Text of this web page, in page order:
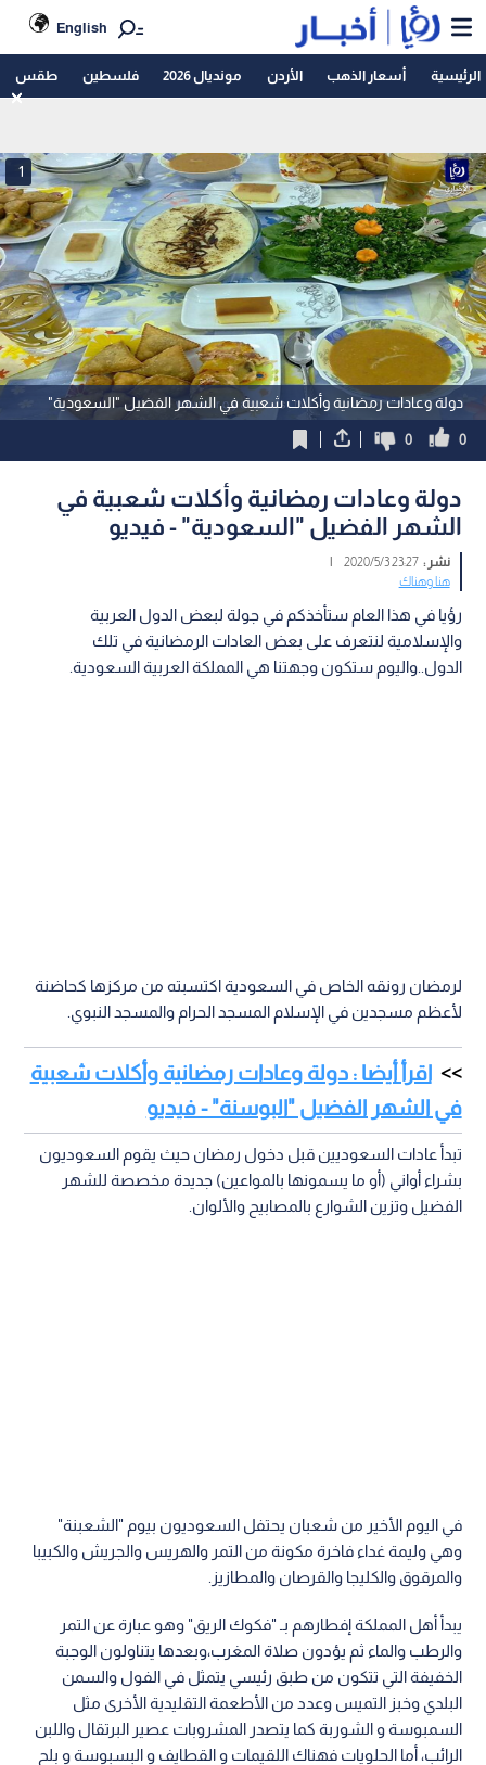
English
الرئيسية أسعار الذهب الأردن مونديال 2026 فلسطين طقس
دولة وعادات رمضانية وأكلات شعبية في الشهر الفضيل "السعودية"
1
0
0
دولة وعادات رمضانية وأكلات شعبية في
الشهر الفضيل "السعودية" - فيديو
نشر :23:27 2020/5/3
|
هنا وهناك
رؤيا في هذا العام ستأخذكم في جولة لبعض الدول العربية
والإسلامية لنتعرف على بعض العادات الرمضانية في تلك
الدول..واليوم ستكون وجهتنا هي المملكة العربية السعودية.
لرمضان رونقه الخاص في السعودية اكتسبته من مركزها كحاضنة
لأعظم مسجدين في الإسلام المسجد الحرام والمسجد النبوي.
اقرأ أيضا : دولة وعادات رمضانية وأكلات شعبية
في الشهر الفضيل "البوسنة" - فيديو
تبدأ عادات السعوديين قبل دخول رمضان حيث يقوم السعوديون
بشراء أواني (أو ما يسمونها بالمواعين) جديدة مخصصة للشهر
الفضيل وتزين الشوارع بالمصابيح والألوان.
في اليوم الأخير من شعبان يحتفل السعوديون بيوم "الشعبنة"
وهي وليمة غداء فاخرة مكونة من التمر والهريس والجريش والكبيبا
والمرقوق والكليجا والقرصان والمطازيز.
يبدأ أهل المملكة إفطارهم بـ "فكوك الريق" وهو عبارة عن التمر
والرطب والماء ثم يؤدون صلاة المغرب،وبعدها يتناولون الوجبة
الخفيفة التي تتكون من طبق رئيسي يتمثل في الفول والسمن
البلدي وخبز التميس وعدد من الأطعمة التقليدية الأخرى مثل
السمبوسة و الشوربة كما يتصدر المشروبات عصير البرتقال واللبن
الرائب، أما الحلويات فهناك اللقيمات و القطايف و البسبوسة و بلح